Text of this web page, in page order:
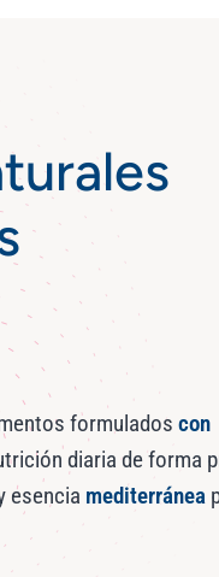
formuladoscon
diaria de forma
esencia mediterránea